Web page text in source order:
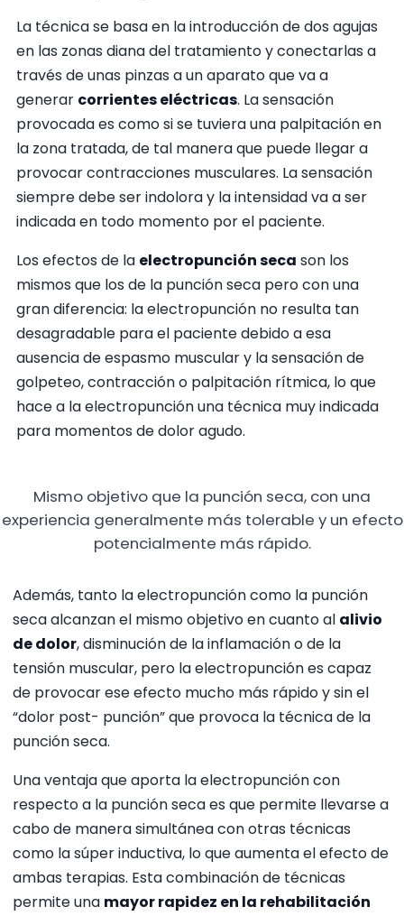
La técnica se basa en la introducción de dos agujas
en las zonas diana del tratamiento y conectarlas a
través de unas pinzas a un aparato que va a
generar corrientes eléctricas. La sensación
provocada es como si se tuviera una palpitación en
la zona tratada, de tal manera que puede llegar a
provocar contracciones musculares. La sensación
siempre debe ser indolora y la intensidad va a ser
indicada en todo momento por el paciente.
Los efectos de la electropunción seca son los
mismos que los de la punción seca pero con una
gran diferencia: la electropunción no resulta tan
desagradable para el paciente debido a esa
ausencia de espasmo muscular y la sensación de
golpeteo, contracción o palpitación rítmica, lo que
hace a la electropunción una técnica muy indicada
para momentos de dolor agudo.
Mismo objetivo que la punción seca, con una
experiencia generalmente más tolerable y un efecto
potencialmente más rápido.
Además, tanto la electropunción como la punción
seca alcanzan el mismo objetivo en cuanto al alivio
de dolor, disminución de la inflamación o de la
tensión muscular, pero la electropunción es capaz
de provocar ese efecto mucho más rápido y sin el
“dolor post- punción” que provoca la técnica de la
punción seca.
Una ventaja que aporta la electropunción con
respecto a la punción seca es que permite llevarse a
cabo de manera simultánea con otras técnicas
como la súper inductiva, lo que aumenta el efecto de
ambas terapias. Esta combinación de técnicas
permite una mayor rapidez en la rehabilitación